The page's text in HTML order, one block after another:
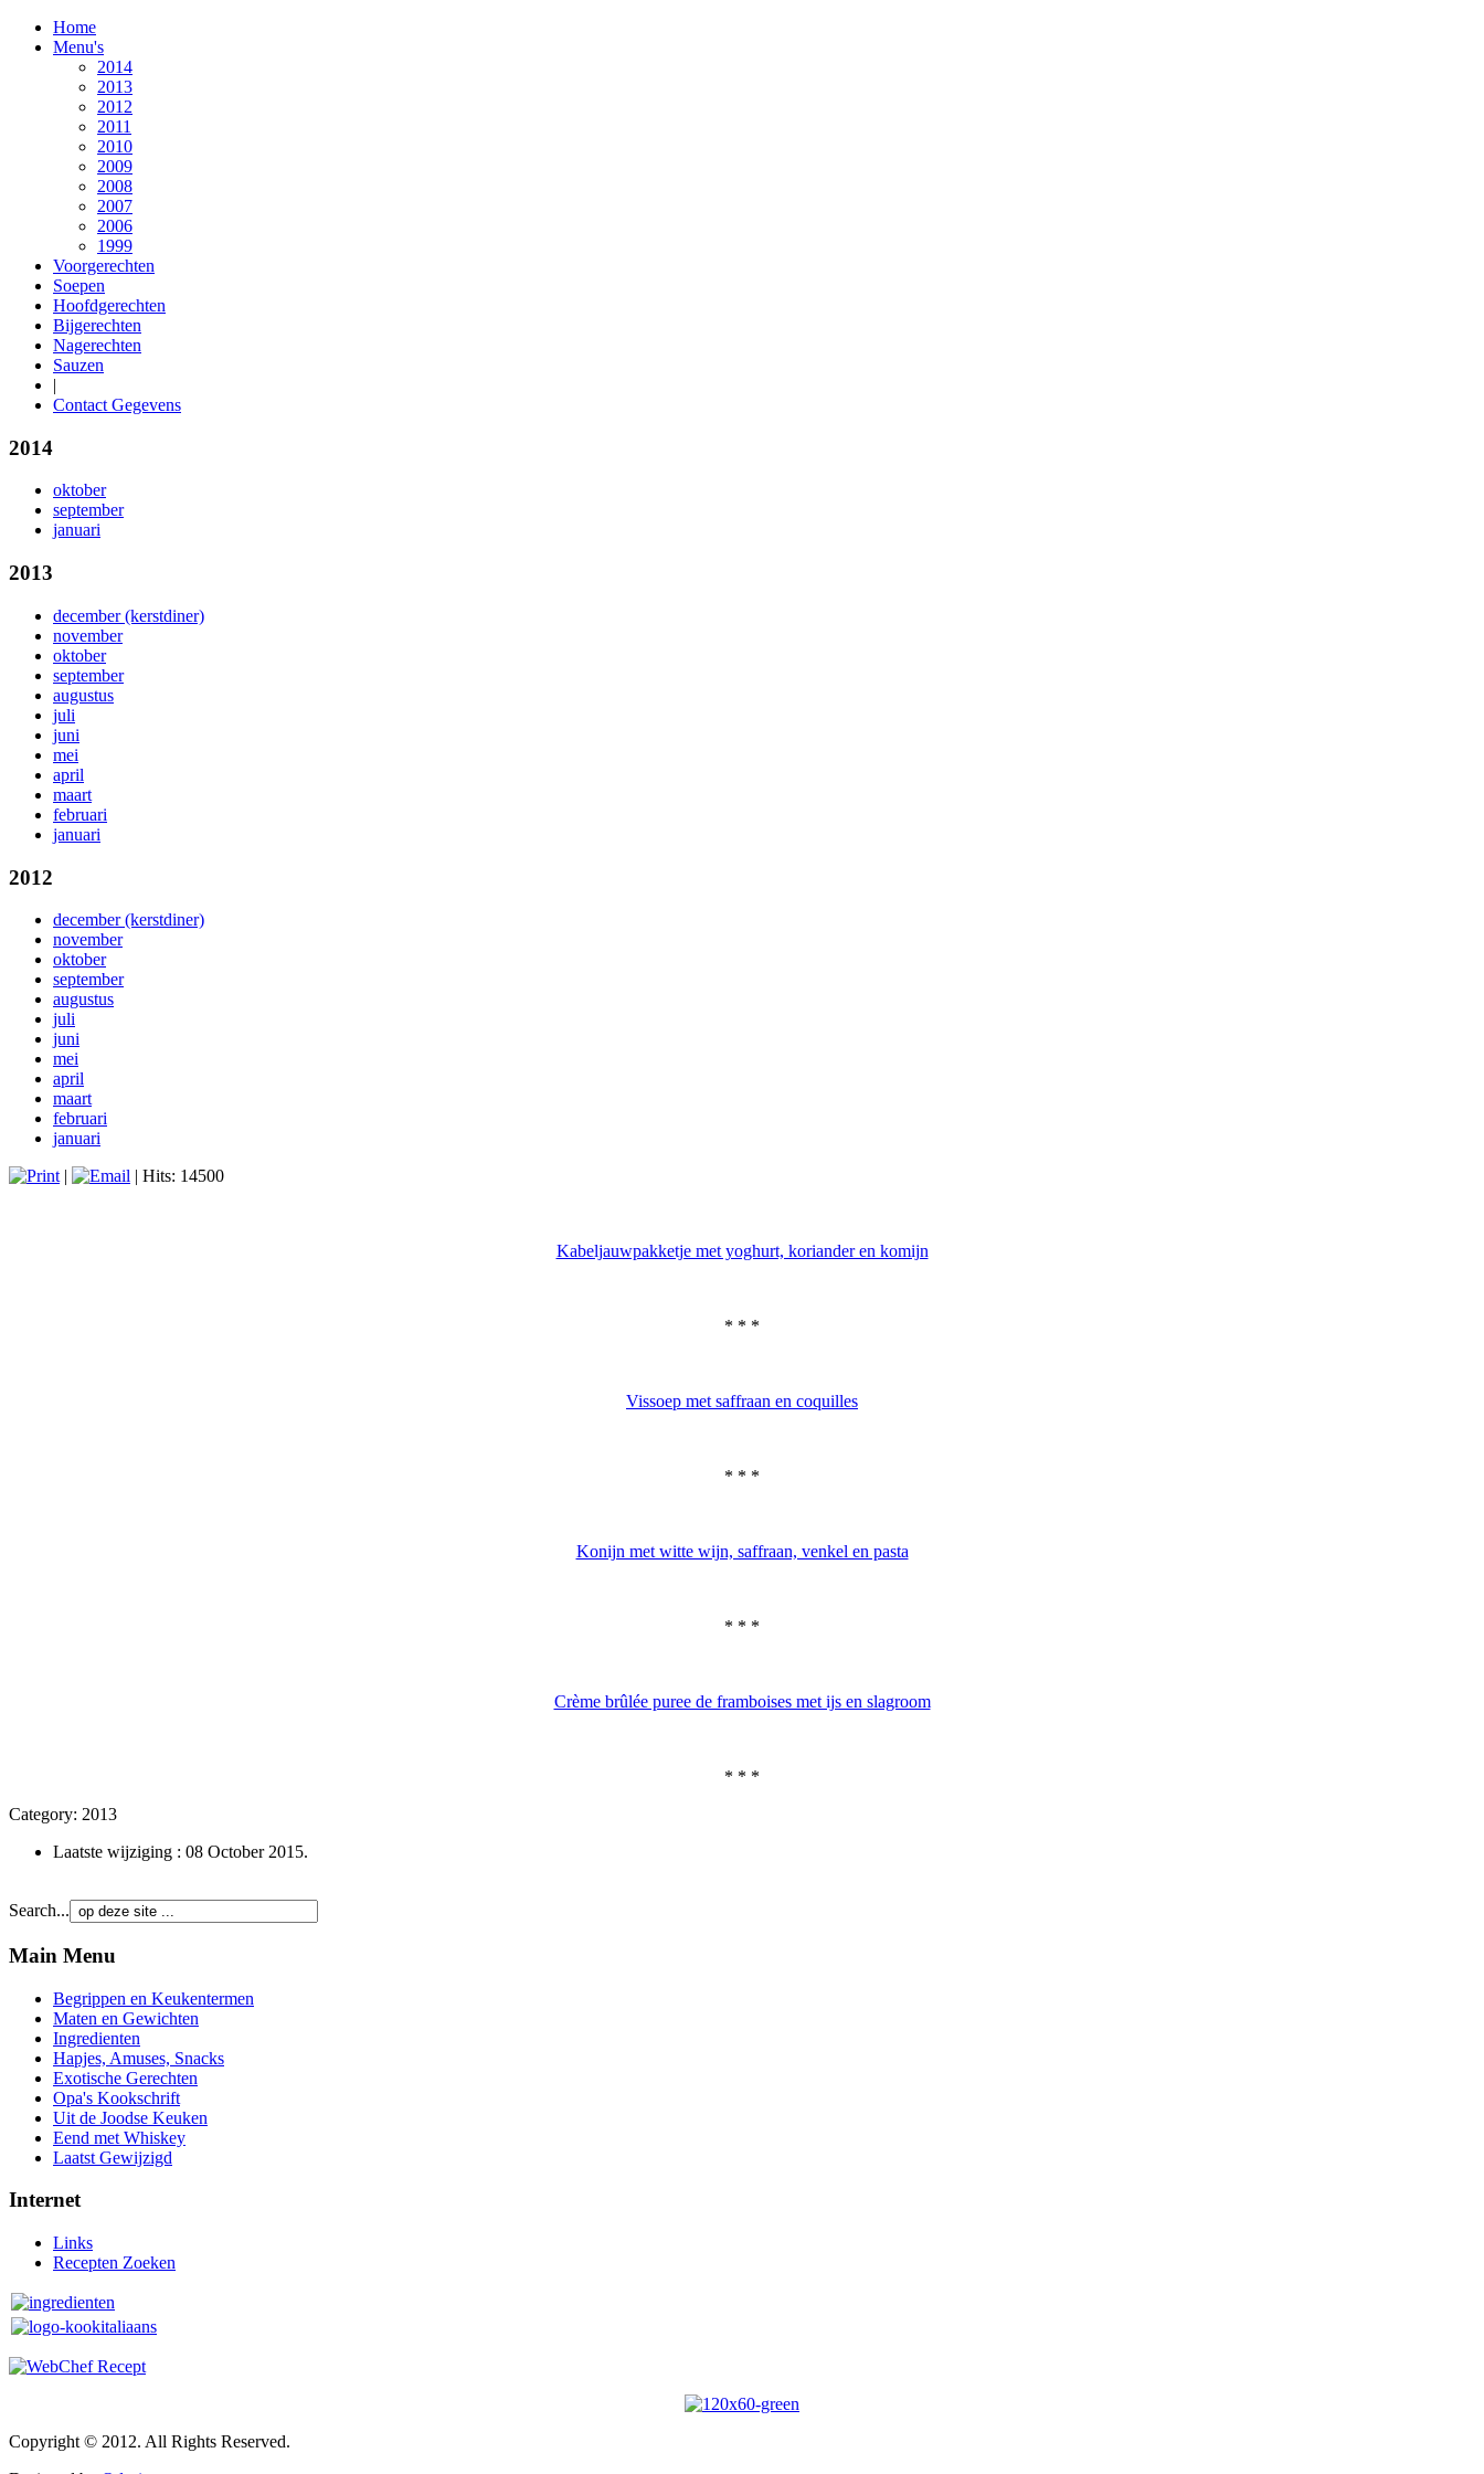
Home
Menu's
2014
2013
2012
2011
2010
2009
2008
2007
2006
1999
Voorgerechten
Soepen
Hoofdgerechten
Bijgerechten
Nagerechten
Sauzen
|
Contact Gegevens
2014
oktober
september
januari
2013
december (kerstdiner)
november
oktober
september
augustus
juli
juni
mei
april
maart
februari
januari
2012
december (kerstdiner)
november
oktober
september
augustus
juli
juni
mei
april
maart
februari
januari
|
| Hits: 14500
Kabeljauwpakketje met yoghurt, koriander en komijn
* * *
Vissoep met saffraan en coquilles
* * *
Konijn met witte wijn, saffraan, venkel en pasta
* * *
Crème brûlée puree de framboises met ijs en slagroom
* * *
Category: 2013
Laatste wijziging : 08 October 2015.
Search...
Main Menu
Begrippen en Keukentermen
Maten en Gewichten
Ingredienten
Hapjes, Amuses, Snacks
Exotische Gerechten
Opa's Kookschrift
Uit de Joodse Keuken
Eend met Whiskey
Laatst Gewijzigd
Internet
Links
Recepten Zoeken
Copyright © 2012. All Rights Reserved.